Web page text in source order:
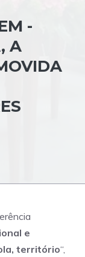
-
A
e
território“,